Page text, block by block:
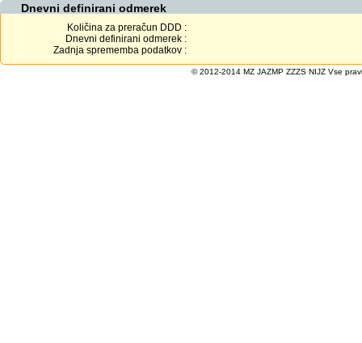
Dnevni definirani odmerek
Količina za preračun DDD :
Dnevni definirani odmerek :
Zadnja sprememba podatkov :
© 2012-2014 MZ JAZMP ZZZS NIJZ Vse